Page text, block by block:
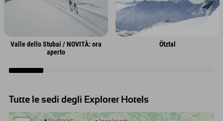
Valle dello Stubai / NOVITÀ: ora
aperto
Ötztal
Tutte le sedi degli Explorer Hotels